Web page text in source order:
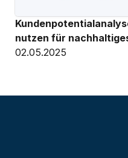
nutzen für
02.05.2025